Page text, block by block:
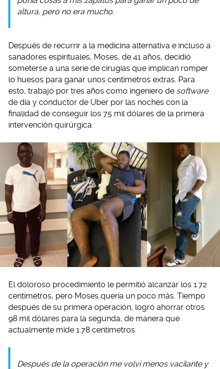
altura, pero no era mucho.
Después de recurrir a la medicina alternativa e incluso a
sanadores espirituales, Moses, de 41 años, decidió
someterse a una serie de cirugías que implican romper
lo huesos para ganar unos centímetros extras. Para
esto, trabajó por tres años como ingeniero de software
de día y conductor de Uber por las noches con la
finalidad de conseguir los 75 mil dólares de la primera
intervención quirúrgica.
El doloroso procedimiento le permitió alcanzar los 1.72
centímetros, pero Moses quería un poco más. Tiempo
después de su primera operación, logró ahorrar otros
98 mil dólares para la segunda, de manera que
actualmente mide 1.78 centímetros.
Después de la operación me volví menos vacilante y